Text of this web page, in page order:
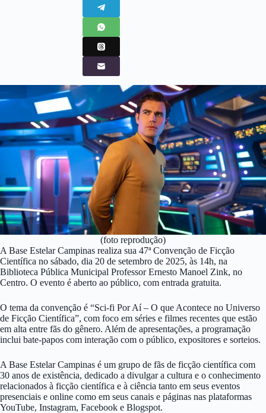
(foto reprodução)
A Base Estelar Campinas realiza sua 47ª Convenção de Ficção
Científica no sábado, dia 20 de setembro de 2025, às 14h, na
Biblioteca Pública Municipal Professor Ernesto Manoel Zink, no
Centro. O evento é aberto ao público, com entrada gratuita.
O tema da convenção é “Sci-fi Por Aí – O que Acontece no Universo
de Ficção Científica”, com foco em séries e filmes recentes que estão
em alta entre fãs do gênero. Além de apresentações, a programação
inclui bate-papos com interação com o público, expositores e sorteios.
A Base Estelar Campinas é um grupo de fãs de ficção científica com
30 anos de existência, dedicado a divulgar a cultura e o conhecimento
relacionados à ficção científica e à ciência tanto em seus eventos
presenciais e online como em seus canais e páginas nas plataformas
YouTube, Instagram, Facebook e Blogspot.